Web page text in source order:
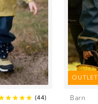
(44)
OUTLET
Barn